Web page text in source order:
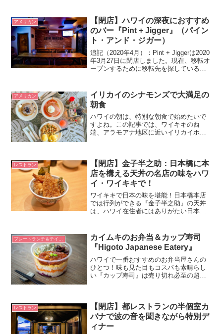
ーお店の入り口1975年の火災と2020...
アメリカン
【閉店】ハワイの深夜におすすめ
のバー『Pint + Jigger』（パイン
ト・アンド・ジガー）
追記（2020年4月）：Pint + Jiggerは2020
年3月27日に閉店しました。現在、移転オ
ープンするために移転先を探しているそ
る『Pint + Jigger（...
アメリカン
イリカイのシナモンズで大満足の
朝食
ハワイの朝は、特別な朝食で始めたいで
すよね。この記事では、ワイキキの西
端、アラモアナ地区に近いイリカイホテ
年から営業している老...
レストラン
【閉店】金子半之助：日本橋に本
店を構える天丼の名店の味をハワ
イ・ワイキキで！
ワイキキで日本の味を堪能！日本橋本店
では行列ができる『金子半之助』の天丼
は、ハワイ在住者にはありがたい日本ク
カイムキのお弁当＆カップ寿司
『Higoto Japanese Eatery』
ハワイで一番おすすめのお弁当屋さんの
ひとつ！味も見た目もコスパも素晴らし
い『カップ寿司』は売り切れ必至の超人
レストラン
【閉店】都レストランの半個室カ
バナで波の音を聞きながら特別デ
ィナー